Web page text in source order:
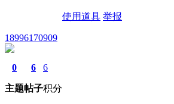
使用道具 举报
18996170909
0
主题
6
帖子
6
积分